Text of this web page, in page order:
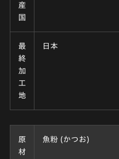
産
国
最
終
加
工
地
日本
原
材
魚粉 (かつお)